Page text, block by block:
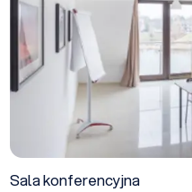
Sala konferencyjna